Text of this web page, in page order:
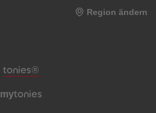
Region ändern
Meta-Navigation Footer
tonies®
mytonies